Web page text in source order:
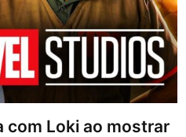
com Loki ao mostrar